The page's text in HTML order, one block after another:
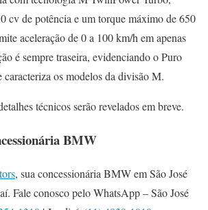
cv de potência e um torque máximo de 650
aceleração de 0 a 100 km/h em apenas
é sempre traseira, evidenciando o Puro
os modelos da divisão M.
técnicos serão revelados em breve.
BMW
, sua concessionária BMW em São José
Fale conosco pelo WhatsApp – São José